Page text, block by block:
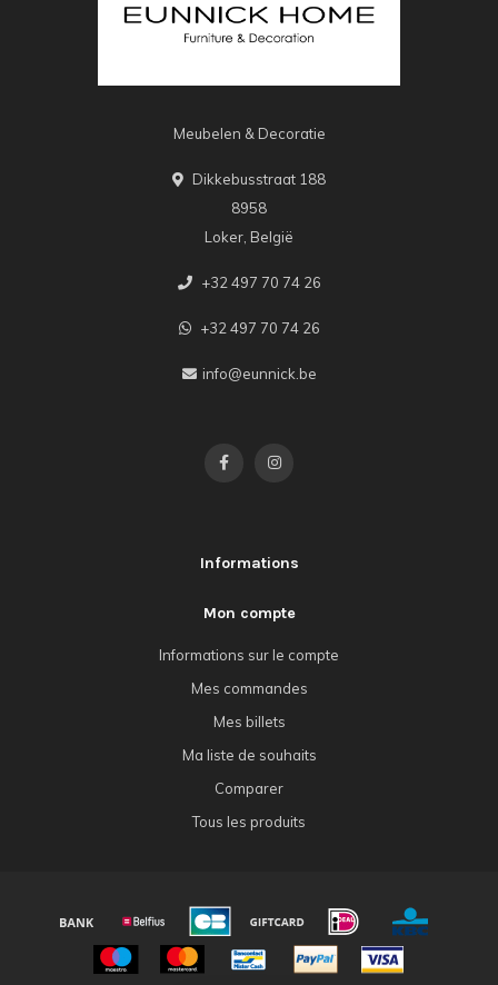
Meubelen & Decoratie
Dikkebusstraat 188
8958
Loker, België
+32 497 70 74 26
+32 497 70 74 26
info@eunnick.be
Informations
Mon compte
Informations sur le compte
Mes commandes
Mes billets
Ma liste de souhaits
Comparer
Tous les produits